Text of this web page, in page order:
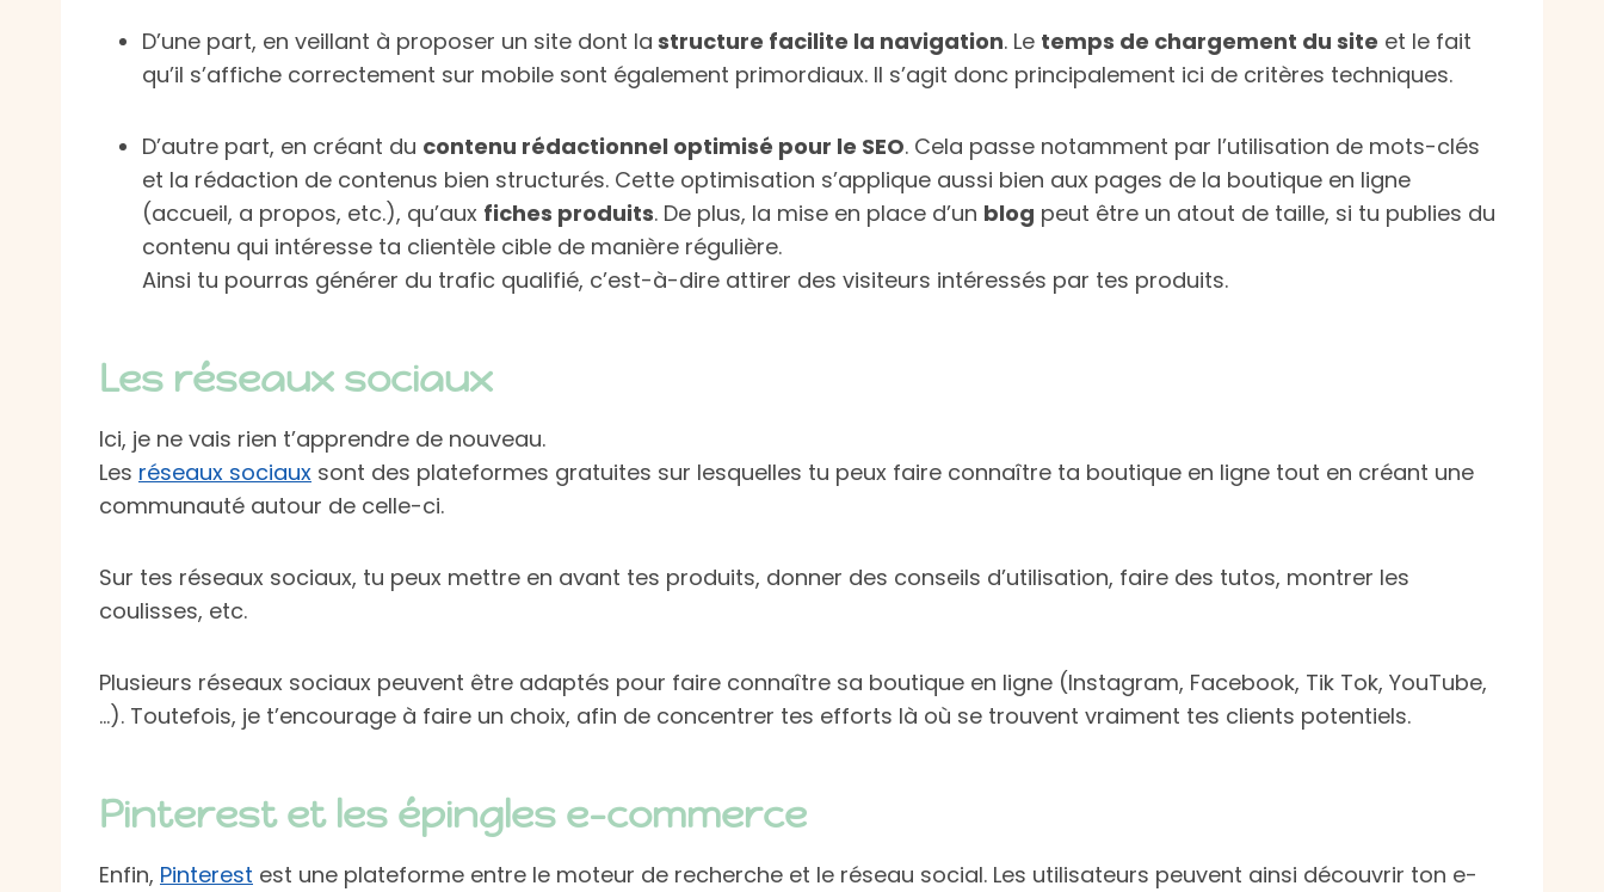
D’une part, en veillant à proposer un site dont la structure facilite la navigation. Le temps de chargement du site et le fait
qu’il s’affiche correctement sur mobile sont également primordiaux. Il s’agit donc principalement ici de critères techniques.
D’autre part, en créant du contenu rédactionnel optimisé pour le SEO. Cela passe notamment par l’utilisation de mots-clés
et la rédaction de contenus bien structurés. Cette optimisation s’applique aussi bien aux pages de la boutique en ligne
(accueil, a propos, etc.), qu’aux fiches produits. De plus, la mise en place d’un blog peut être un atout de taille, si tu publies du
contenu qui intéresse ta clientèle cible de manière régulière.
Ainsi tu pourras générer du trafic qualifié, c’est-à-dire attirer des visiteurs intéressés par tes produits.
Les réseaux sociaux
Ici, je ne vais rien t’apprendre de nouveau.
Les réseaux sociaux sont des plateformes gratuites sur lesquelles tu peux faire connaître ta boutique en ligne tout en créant une
communauté autour de celle-ci.
Sur tes réseaux sociaux, tu peux mettre en avant tes produits, donner des conseils d’utilisation, faire des tutos, montrer les
coulisses, etc.
Plusieurs réseaux sociaux peuvent être adaptés pour faire connaître sa boutique en ligne (Instagram, Facebook, Tik Tok, YouTube,
…). Toutefois, je t’encourage à faire un choix, afin de concentrer tes efforts là où se trouvent vraiment tes clients potentiels.
Pinterest et les épingles e-commerce
Enfin, Pinterest est une plateforme entre le moteur de recherche et le réseau social. Les utilisateurs peuvent ainsi découvrir ton e-